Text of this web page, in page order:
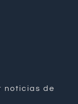
noticias de